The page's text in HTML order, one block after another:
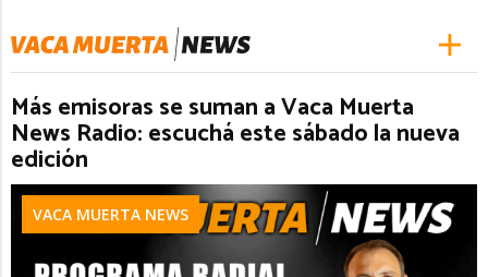
Más emisoras se suman a Vaca Muerta
News Radio: escuchá este sábado la nueva
edición
VACA MUERTA NEWS